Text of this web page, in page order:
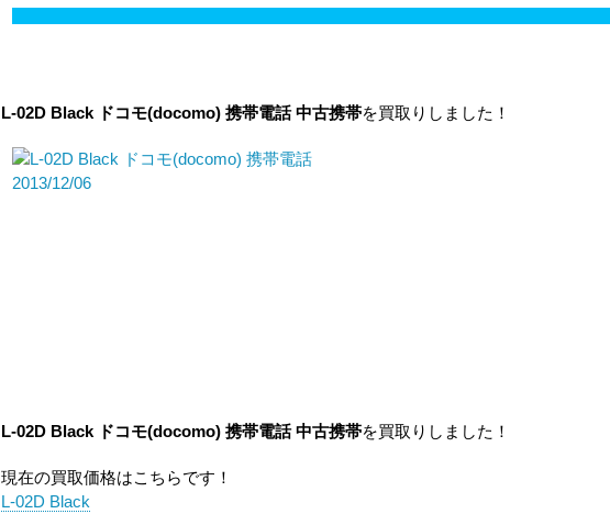
L-02D Black ドコモ(docomo) 携帯電話中古携帯を買取りしました！
L-02D Black ドコモ(docomo) 携帯電話中古携帯を買取りしました！
現在の買取価格はこちらです！
L-02D Black